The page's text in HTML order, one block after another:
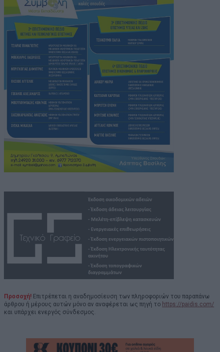
Προσοχή! Επιτρέπεται η αναδημοσίευση των πληροφοριών του παραπάνω
άρθρου ή μέρους αυτών μόνο αν αναφέρεται ως πηγή το https://paidis.com/
και υπάρχει ενεργός σύνδεσμος.